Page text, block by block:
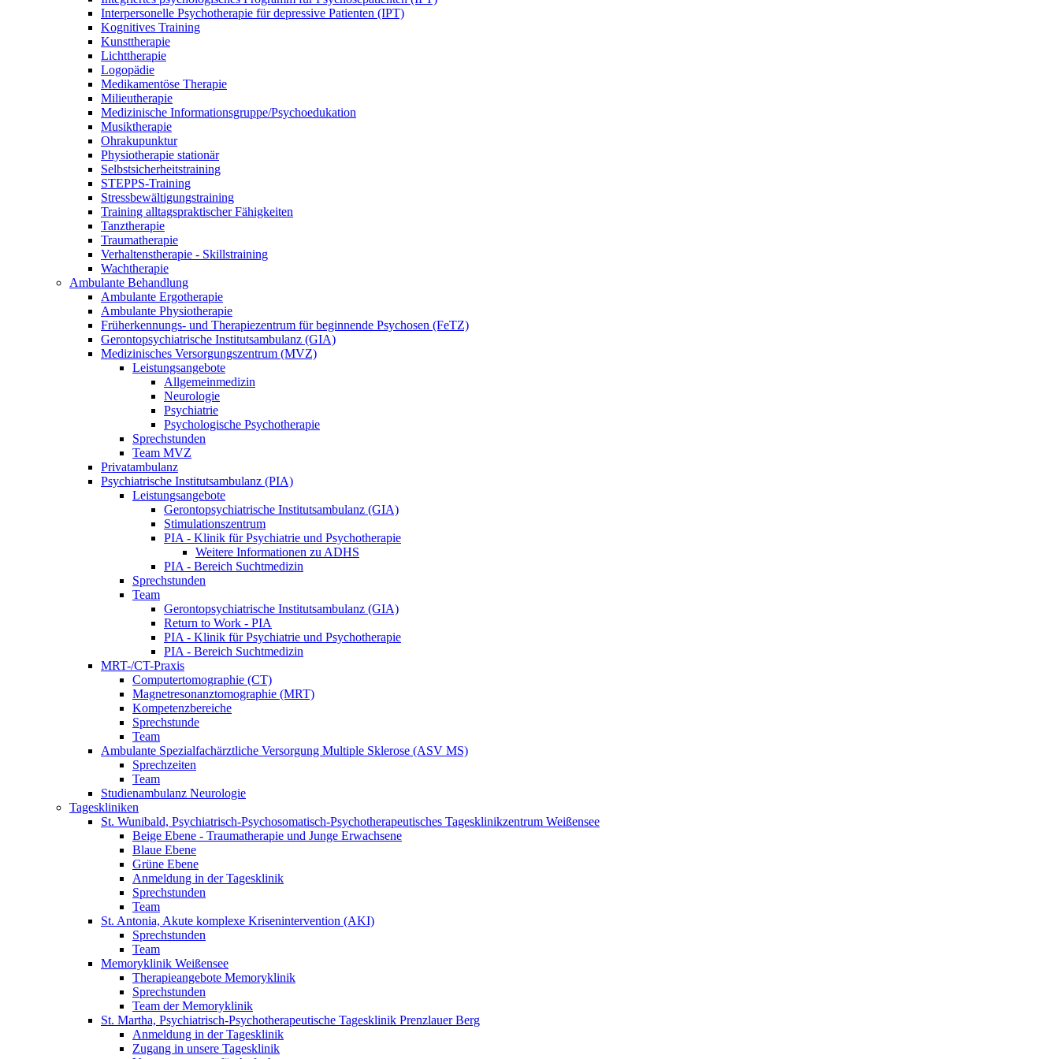
Interpersonelle Psychotherapie für depressive Patienten (IPT)
Kognitives Training
Kunsttherapie
Lichttherapie
Logopädie
Medikamentöse Therapie
Milieutherapie
Medizinische Informationsgruppe/Psychoedukation
Musiktherapie
Ohrakupunktur
Physiotherapie stationär
Selbstsicherheitstraining
STEPPS-Training
Stressbewältigungstraining
Training alltagspraktischer Fähigkeiten
Tanztherapie
Traumatherapie
Verhaltenstherapie - Skillstraining
Wachtherapie
Ambulante Behandlung
Ambulante Ergotherapie
Ambulante Physiotherapie
Früherkennungs- und Therapiezentrum für beginnende Psychosen (FeTZ)
Gerontopsychiatrische Institutsambulanz (GIA)
Medizinisches Versorgungszentrum (MVZ)
Leistungsangebote
Allgemeinmedizin
Neurologie
Psychiatrie
Psychologische Psychotherapie
Sprechstunden
Team MVZ
Privatambulanz
Psychiatrische Institutsambulanz (PIA)
Leistungsangebote
Gerontopsychiatrische Institutsambulanz (GIA)
Stimulationszentrum
PIA - Klinik für Psychiatrie und Psychotherapie
Weitere Informationen zu ADHS
PIA - Bereich Suchtmedizin
Sprechstunden
Team
Gerontopsychiatrische Institutsambulanz (GIA)
Return to Work - PIA
PIA - Klinik für Psychiatrie und Psychotherapie
PIA - Bereich Suchtmedizin
MRT-/CT-Praxis
Computertomographie (CT)
Magnetresonanztomographie (MRT)
Kompetenzbereiche
Sprechstunde
Team
Ambulante Spezialfachärztliche Versorgung Multiple Sklerose (ASV MS)
Sprechzeiten
Team
Studienambulanz Neurologie
Tageskliniken
St. Wunibald, Psychiatrisch-Psychosomatisch-Psychotherapeutisches Tagesklinikzentrum Weißensee
Beige Ebene - Traumatherapie und Junge Erwachsene
Blaue Ebene
Grüne Ebene
Anmeldung in der Tagesklinik
Sprechstunden
Team
St. Antonia, Akute komplexe Krisenintervention (AKI)
Sprechstunden
Team
Memoryklinik Weißensee
Therapieangebote Memoryklinik
Sprechstunden
Team der Memoryklinik
St. Martha, Psychiatrisch-Psychotherapeutische Tagesklinik Prenzlauer Berg
Anmeldung in der Tagesklinik
Zugang in unsere Tagesklinik